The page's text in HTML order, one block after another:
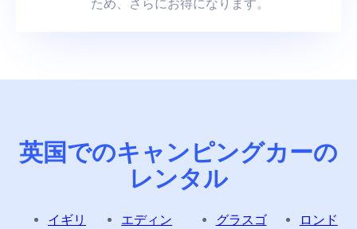
ため、さらにお得になります。
英国でのキャンピングカーの
レンタル
イギリ
エディン
グラスゴ
ロンド